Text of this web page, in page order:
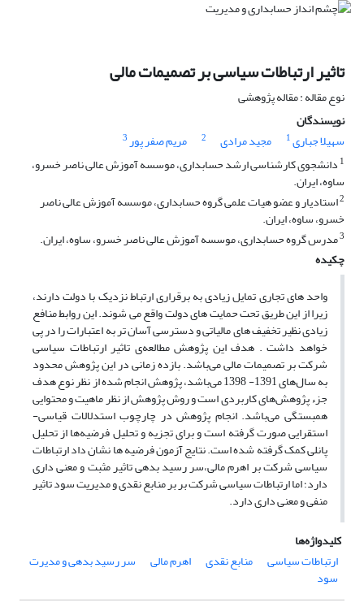
تاثیر ارتباطات سیاسی بر تصمیمات مالی
نوع مقاله : مقاله پژوهشی
نویسندگان
سهیلا جباری1 مجید مرادی 2 مریم صفر پور3
1 دانشجوی کارشناسی ارشد حسابداری، موسسه آموزش عالی ناصر خسرو،
ساوه، ایران.
2استادیار و عضو هیات علمی گروه حسابداری، موسسه آموزش عالی ناصر
خسرو، ساوه، ایران.
3مدرس گروه حسابداری، موسسه آموزش عالی ناصر خسرو، ساوه، ایران.
چکیده
واحد های تجاری تمایل زیادی به برقراری ارتباط نزدیک با دولت دارند،
زیرا از این طریق تحت حمایت های دولت واقع می شوند. این روابط منافع
زیادی نظیر تخفیف های مالیاتی و دسترسی آسان تر به اعتبارات را در پی
خواهد داشت . هدف این پژوهش مطالعه‌ی تاثیر ارتباطات سیاسی
شرکت بر تصمیمات مالی می‌باشد. بازده زمانی در این پژوهش محدود
به سال‌های 1391- 1398 می‌باشد، پژوهش انجام شده از نظر نوع هدف
جزء پژوهش‌های کاربردی است و روش پژوهش از نظر ماهیت و محتوایی
همبستگی می‌باشد. انجام پژوهش در چارچوب استدلالات قیاسی-
استقرایی صورت گرفته است و برای تجزیه و تحلیل فرضیه‌ها از تحلیل
پانلی کمک گرفته شده است. نتایج آزمون فرضیه ها نشان داد ارتباطات
سیاسی شرکت بر اهرم مالی،سر رسید بدهی تاثیر مثبت و معنی داری
دارد؛ اما ارتباطات سیاسی شرکت بر بر منابع نقدی و مدیریت سود تاثیر
منفی و معنی داری دارد.
کلیدواژه‌ها
ارتباطات سیاسی
منابع نقدی اهرم مالی سر رسید بدهی و مدیرت
سود